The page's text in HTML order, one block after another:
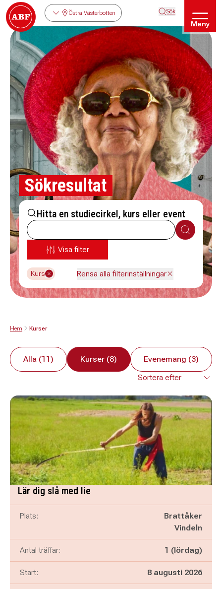
Östra Västerbotten Sök
Meny
Sökresultat
Hitta en studiecirkel, kurs eller event
Sök
Visa filter
Kurs Rensa alla filterinställningar
Hem Kurser
Alla (11) Kurser (8) Evenemang (3)
Lär dig slå med lie
Plats:
Brattåker
Vindeln
Antal träffar: 1 (lördag)
Start: 8 augusti 2026